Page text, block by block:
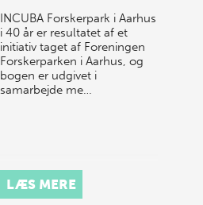
INCUBA Forskerpark i Aarhus
i 40 år er resultatet af et
initiativ taget af Foreningen
Forskerparken i Aarhus, og
bogen er udgivet i
samarbejde me…
LÆS MERE